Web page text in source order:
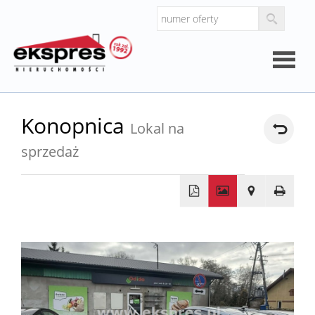
firmie
Konopnica Lokal na
sprzedaż
−